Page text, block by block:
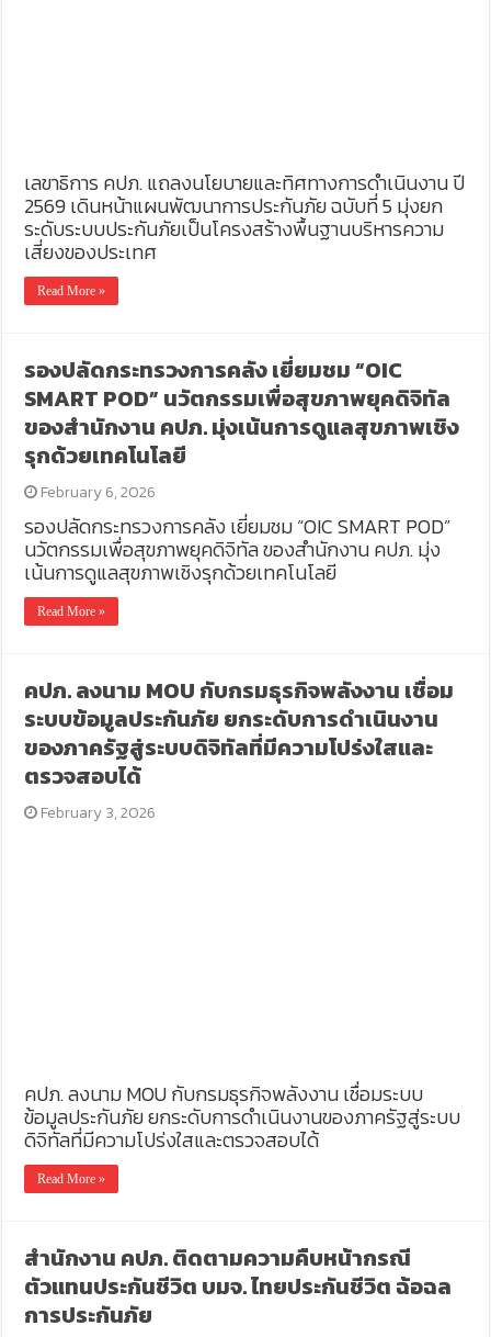
เลขาธิการ คปภ. แถลงนโยบายและทิศทางการดำเนินงาน ปี
2569 เดินหน้าแผนพัฒนาการประกันภัย ฉบับที่ 5 มุ่งยก
ระดับระบบประกันภัยเป็นโครงสร้างพื้นฐานบริหารความ
เสี่ยงของประเทศ
Read More »
รองปลัดกระทรวงการคลัง เยี่ยมชม “OIC
SMART POD” นวัตกรรมเพื่อสุขภาพยุคดิจิทัล
ของสำนักงาน คปภ. มุ่งเน้นการดูแลสุขภาพเชิง
รุกด้วยเทคโนโลยี
February 6, 2026
รองปลัดกระทรวงการคลัง เยี่ยมชม “OIC SMART POD”
นวัตกรรมเพื่อสุขภาพยุคดิจิทัล ของสำนักงาน คปภ. มุ่ง
เน้นการดูแลสุขภาพเชิงรุกด้วยเทคโนโลยี
Read More »
คปภ. ลงนาม MOU กับกรมธุรกิจพลังงาน เชื่อม
ระบบข้อมูลประกันภัย ยกระดับการดำเนินงาน
ของภาครัฐสู่ระบบดิจิทัลที่มีความโปร่งใสและ
ตรวจสอบได้
February 3, 2026
คปภ. ลงนาม MOU กับกรมธุรกิจพลังงาน เชื่อมระบบ
ข้อมูลประกันภัย ยกระดับการดำเนินงานของภาครัฐสู่ระบบ
ดิจิทัลที่มีความโปร่งใสและตรวจสอบได้
Read More »
สำนักงาน คปภ. ติดตามความคืบหน้ากรณี
ตัวแทนประกันชีวิต บมจ. ไทยประกันชีวิต ฉ้อฉล
การประกันภัย